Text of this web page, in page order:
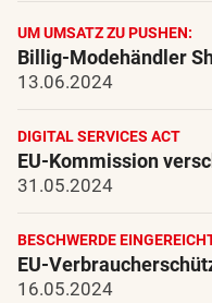
UM UMSATZ ZU PUSHEN:
Billig-Modehändler
13.06.2024
DIGITAL SERVICES ACT
EU-Kommission
31.05.2024
BESCHWERDE
EU-
16.05.2024